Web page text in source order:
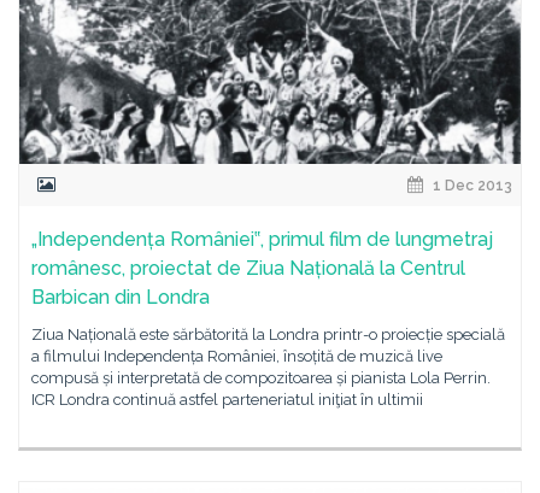
1 Dec 2013
„Independența României‟, primul film de lungmetraj
românesc, proiectat de Ziua Națională la Centrul
Barbican din Londra
Ziua Națională este sărbătorită la Londra printr-o proiecție specială
a filmului Independența României, însoțită de muzică live
compusă și interpretată de compozitoarea și pianista Lola Perrin.
ICR Londra continuă astfel parteneriatul iniţiat în ultimii